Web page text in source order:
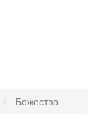
Божество